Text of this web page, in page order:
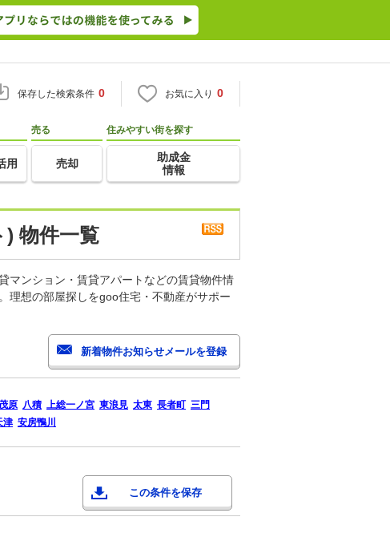
保存した検索条件 0 お気に入り 0
用
売る
売却
住みやすい街を探す
助成金
情報
) 物件一覧
マンション・賃貸アパートなどの賃貸物件情
理想の部屋探しをgoo住宅・不動産がサポー
茂原 八積 上総一ノ宮 東浪見 太東 長者町 三門
津 安房鴨川
この条件を保存